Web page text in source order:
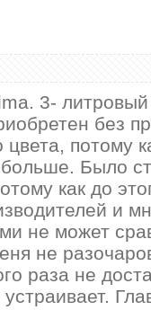
3-
без
потому
Было
как до
и
не может
не
раза не